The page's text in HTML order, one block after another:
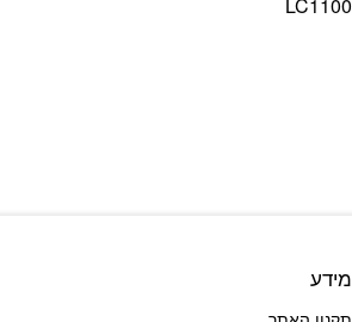
מידע